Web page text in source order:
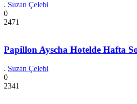
. Suzan Çelebi
0
2471
Papillon Ayscha Hotelde Hafta
. Suzan Çelebi
0
2341